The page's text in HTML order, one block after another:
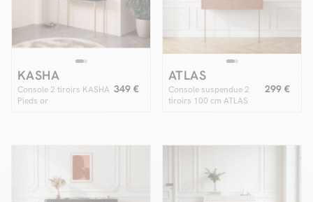
KASHA
Console 2 tiroirs KASHA
Pieds or
349 €
ATLAS
Console suspendue 2
tiroirs 100 cm ATLAS
299 €